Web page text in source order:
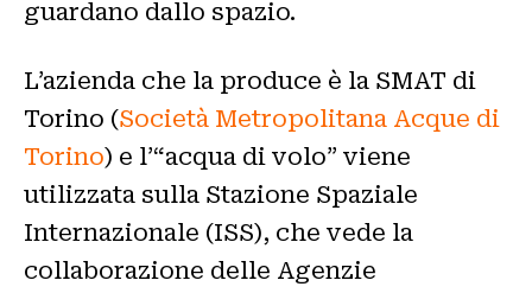
guardano dallo spazio.
L’azienda che la produce è la SMAT di
Torino (Società Metropolitana Acque di
Torino) e l’“acqua di volo” viene
utilizzata sulla Stazione Spaziale
Internazionale (ISS), che vede la
collaborazione delle Agenzie